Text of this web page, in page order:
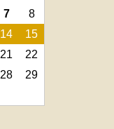
7
8
14
15
21
22
28
29